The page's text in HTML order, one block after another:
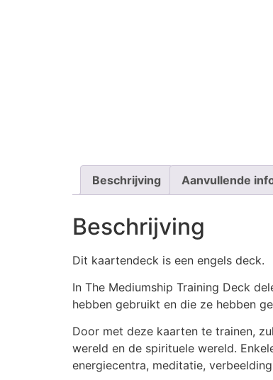
Beschrijving Aanvullende
Beschrijving
Dit kaartendeck is een engels deck.
In The Mediumship Training Deck
hebben gebruikt en die ze hebben
Door met deze kaarten te trainen,
wereld en de spirituele wereld.
energiecentra, meditatie,